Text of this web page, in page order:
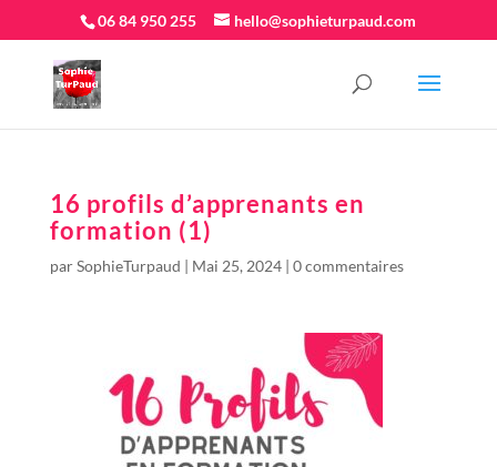
06 84 950 255 hello@sophieturpaud.com
16 profils d’apprenants en
formation (1)
parSophieTurpaud | Mai 25, 2024| 0 commentaires